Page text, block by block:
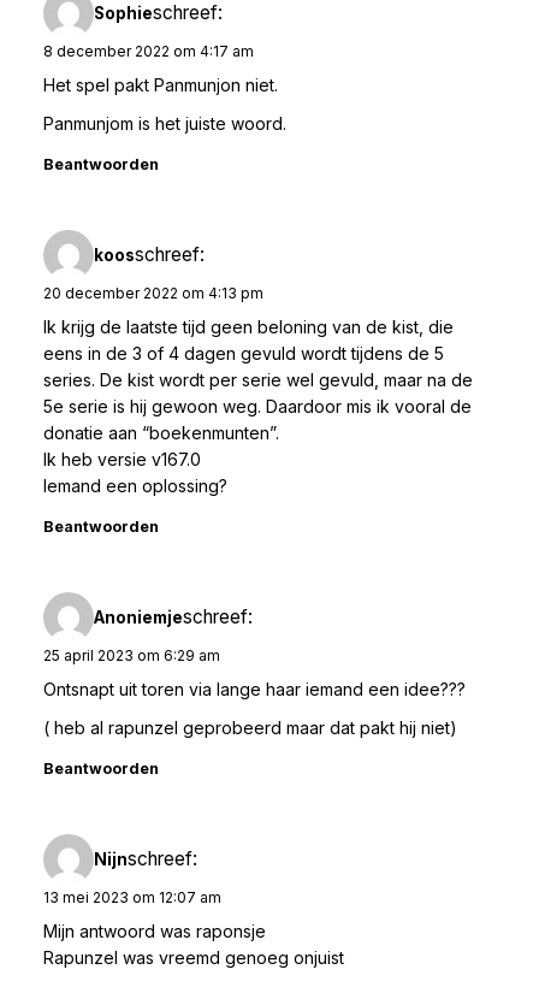
Sophieschreef:
8 december 2022 om 4:17 am
Het spel pakt Panmunjon niet.
Panmunjom is het juiste woord.
Beantwoorden
koosschreef:
20 december 2022 om 4:13 pm
Ik krijg de laatste tijd geen beloning van de kist, die
eens in de 3 of 4 dagen gevuld wordt tijdens de 5
series. De kist wordt per serie wel gevuld, maar na de
5e serie is hij gewoon weg. Daardoor mis ik vooral de
donatie aan “boekenmunten”.
Ik heb versie v167.0
Iemand een oplossing?
Beantwoorden
Anoniemjeschreef:
25 april 2023 om 6:29 am
Ontsnapt uit toren via lange haar iemand een idee???
( heb al rapunzel geprobeerd maar dat pakt hij niet)
Beantwoorden
Nijnschreef:
13 mei 2023 om 12:07 am
Mijn antwoord was raponsje
Rapunzel was vreemd genoeg onjuist